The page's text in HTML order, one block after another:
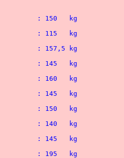
	1° JONATHAN FRIEDMANN ( Philocalie )       		: 150   kg
Philocalie )   		    	: 115   kg
	1° JEAN-FRANCOIS GALY ( ARAPS )				: 157,5 kg
	1° PIERRE WILCZEWSKI ( La Grande Combes )		: 145   kg
	1° DAVID CARETTE ( Nîmes )				: 160   kg
	1° GILLES ARNAUD ( La Grande Combes )			: 145   kg
	1° THIERRY MATHON ( Frontignan )			: 150   kg
	2° PIERRE GRASSANI ( Leucate )				: 140   kg
	1° ALAIN MUNSCH ( Philocalie )				: 145   kg
	: 195   kg